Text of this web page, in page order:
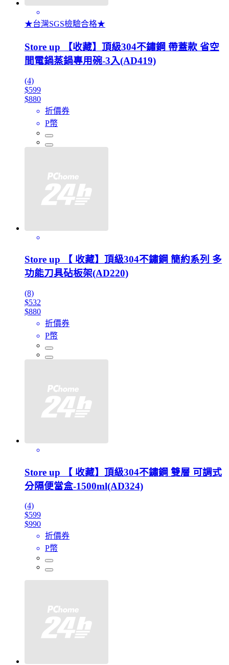
★台灣SGS檢驗合格★
Store up 【收藏】頂級304不鏽鋼 帶蓋款 省空
間電鍋蒸鍋專用碗-3入(AD419)
(4)
$599
$880
折價券
P幣
Store up 【 收藏】頂級304不鏽鋼 簡約系列 多
功能刀具砧板架(AD220)
(8)
$532
$880
折價券
P幣
Store up 【 收藏】頂級304不鏽鋼 雙層 可調式
分隔便當盒-1500ml(AD324)
(4)
$599
$990
折價券
P幣